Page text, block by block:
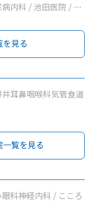
内科 / 池田医院 / こ
見る
耳鼻咽喉科気管食道
覧を見る
科神経内科 / こころ